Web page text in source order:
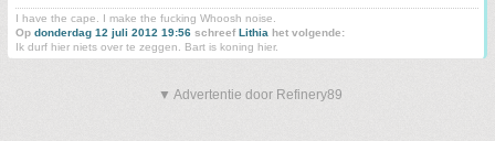
I have the cape. I make the fucking Whoosh noise.
Op donderdag 12 juli 2012 19:56 schreefLithia het volgende:
Ik durf hier niets over te zeggen. Bart is koning hier.
▼ Advertentie door Refinery89